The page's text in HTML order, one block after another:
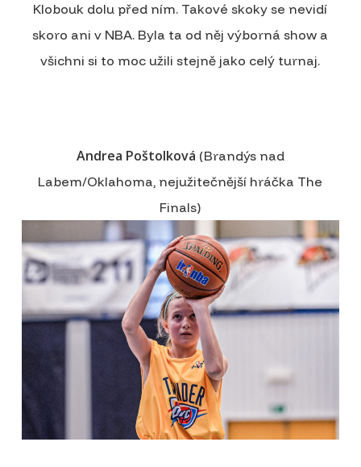
Klobouk dolu před ním. Takové skoky se nevidí
skoro ani v NBA. Byla ta od něj výborná show a
všichni si to moc užili stejně jako celý turnaj.
Andrea Poštolková (Brandýs nad
Labem/Oklahoma, nejužitečnější hráčka The
Finals)